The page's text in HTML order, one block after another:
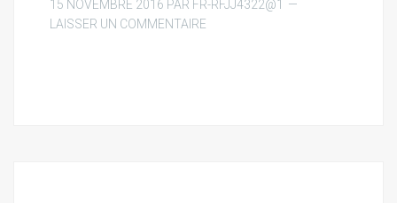
15 NOVEMBRE 2016 PAR FR-RFJJ4322@1
LAISSER UN COMMENTAIRE